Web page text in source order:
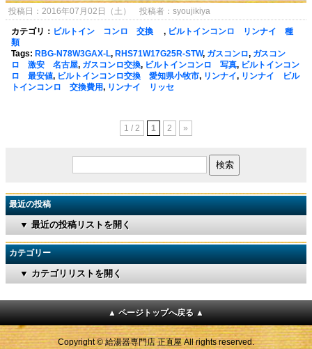
投稿日：2016年07月02日（土） 投稿者：syoujikiya
カテゴリ： ビルトイン コンロ 交換 , ビルトインコンロ リンナイ 種
類
Tags: RBG-N78W3GAX-L, RHS71W17G25R-STW, ガスコンロ, ガスコン
ロ 激安 名古屋, ガスコンロ交換, ビルトインコンロ 写真, ビルトインコン
ロ 最安値, ビルトインコンロ交換 愛知県小牧市, リンナイ, リンナイ ビル
トインコンロ 交換費用, リンナイ リッセ
1 / 2 1 2 »
最近の投稿
▼ 最近の投稿リストを開く
カテゴリー
▼ カテゴリリストを開く
▲ ページトップへ戻る ▲
Copyright © 給湯器専門店 正直屋 All rights reserved.